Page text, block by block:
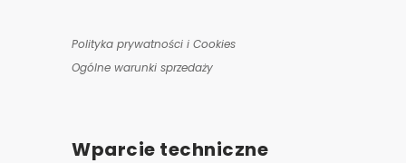
Polityka prywatności i Cookies
Ogólne warunki sprzedaży
Wparcie techniczne